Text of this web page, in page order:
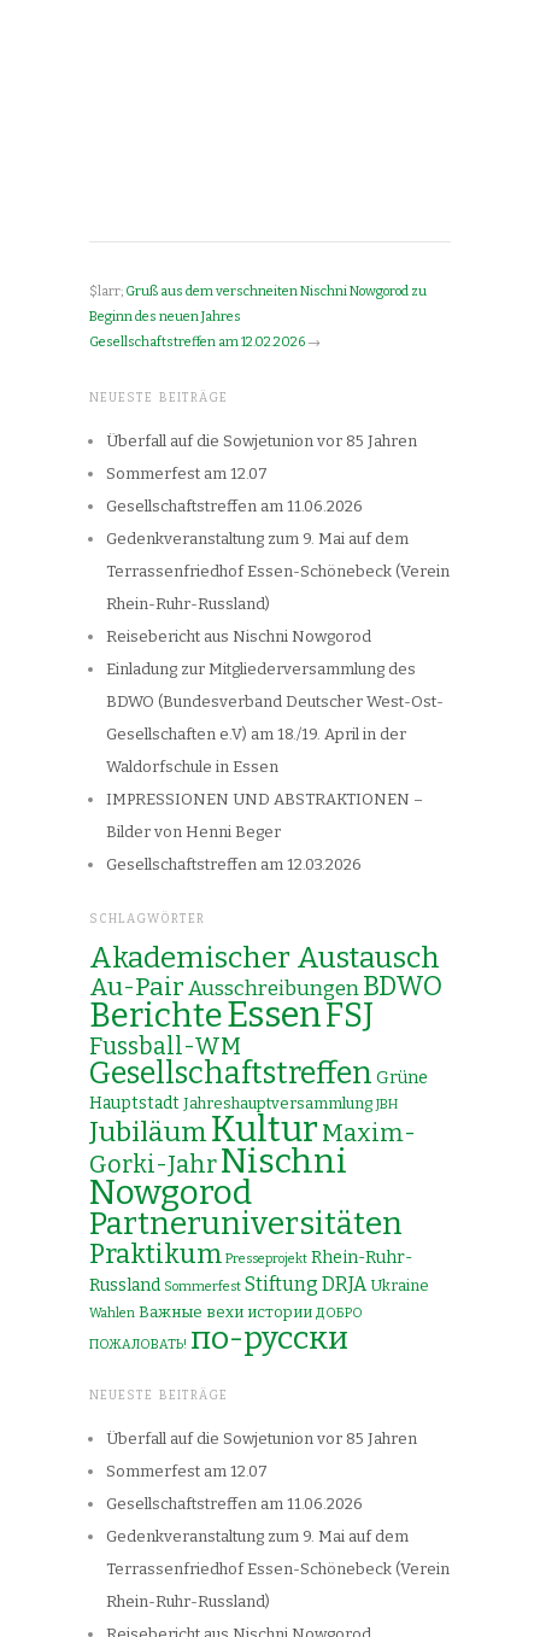
$larr; Gruß aus dem verschneiten Nischni Nowgorod zu
Beginn des neuen Jahres
Gesellschaftstreffen am 12.02.2026 →
NEUESTE BEITRÄGE
Überfall auf die Sowjetunion vor 85 Jahren
Sommerfest am 12.07
Gesellschaftstreffen am 11.06.2026
Gedenkveranstaltung zum 9. Mai auf dem
Terrassenfriedhof Essen-Schönebeck (Verein
Rhein-Ruhr-Russland)
Reisebericht aus Nischni Nowgorod
Einladung zur Mitgliederversammlung des
BDWO (Bundesverband Deutscher West-Ost-
Gesellschaften e.V) am 18./19. April in der
Waldorfschule in Essen
IMPRESSIONEN UND ABSTRAKTIONEN –
Bilder von Henni Beger
Gesellschaftstreffen am 12.03.2026
SCHLAGWÖRTER
Akademischer Austausch
Au-PairAusschreibungenBDWO
BerichteEssenFSJ
Fussball-WM
Gesellschaftstreffen Grüne
Hauptstadt Jahreshauptversammlung JBH
Jubiläum Kultur Maxim-
Gorki-JahrNischni
Nowgorod
Partneruniversitäten
Praktikum Presseprojekt Rhein-Ruhr-
Russland Sommerfest Stiftung DRJA Ukraine
Wahlen Важные вехи истории ДОБРО
ПОЖАЛОВАТЬ! по-русски
NEUESTE BEITRÄGE
Überfall auf die Sowjetunion vor 85 Jahren
Sommerfest am 12.07
Gesellschaftstreffen am 11.06.2026
Gedenkveranstaltung zum 9. Mai auf dem
Terrassenfriedhof Essen-Schönebeck (Verein
Rhein-Ruhr-Russland)